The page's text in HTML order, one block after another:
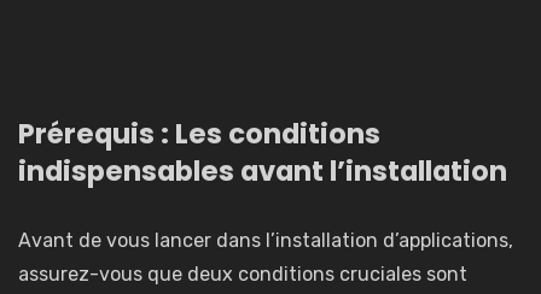
Prérequis : Les conditions
indispensables avant l’installation
Avant de vous lancer dans l’installation d’applications,
assurez-vous que deux conditions cruciales sont